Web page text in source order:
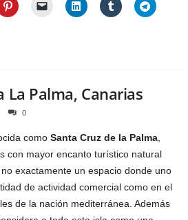
La Palma, Canarias
0
como Santa Cruz de la Palma
con mayor encanto turístico natural
no exactamente un espacio donde uno
de actividad comercial como en el
de la nación mediterránea. Además